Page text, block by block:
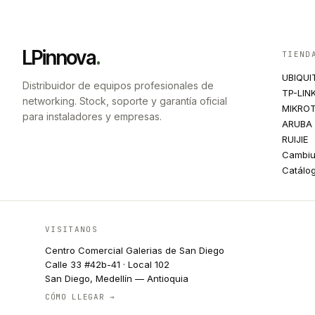
LPinnova.
Distribuidor de equipos profesionales de
networking. Stock, soporte y garantía oficial
para instaladores y empresas.
TP-
ARUBA
RUIJIE
VISITANOS
Centro Comercial Galerias de San Diego
Calle 33 #42b-41 · Local 102
San Diego, Medellín — Antioquia
CÓMO LLEGAR →